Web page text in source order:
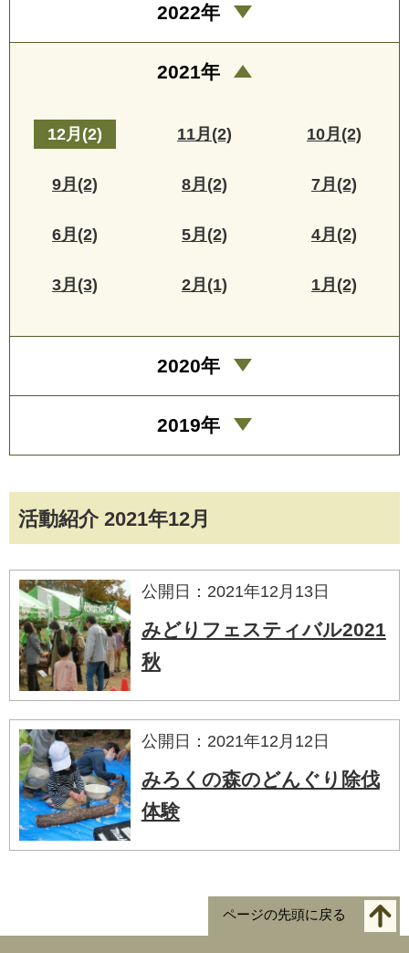
活動紹介 2021年12月
公開日：2021年12月13日
みどりフェスティバル2021
秋
公開日：2021年12月12日
みろくの森のどんぐり除伐
体験
2022年
2021年
12月(2) 11月(2) 10月(2)
9月(2) 8月(2) 7月(2)
6月(2) 5月(2) 4月(2)
3月(3) 2月(1) 1月(2)
2020年
2019年
ページの先頭に戻る